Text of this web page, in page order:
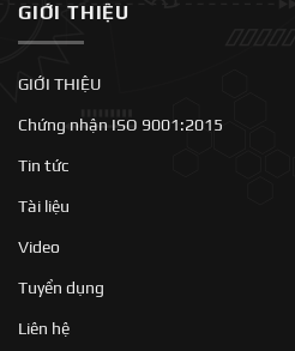
GIỚI THIỆU
GIỚI THIỆU
Chứng nhận ISO 9001:2015
Tin tức
Tài liệu
Video
Tuyển dụng
Liên hệ